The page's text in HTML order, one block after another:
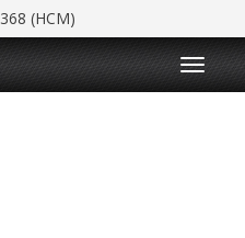
(HCM)
T
o
g